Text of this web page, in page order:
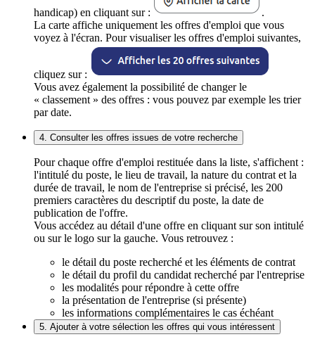
handicap) en cliquant sur :
.
La carte affiche uniquement les offres d'emploi que vous
voyez à l'écran. Pour visualiser les offres d'emploi suivantes,
cliquez sur :
Vous avez également la possibilité de changer le
« classement » des offres : vous pouvez par exemple les trier
par date.
4. Consulter les offres issues de votre recherche
Pour chaque offre d'emploi restituée dans la liste, s'affichent :
l'intitulé du poste, le lieu de travail, la nature du contrat et la
durée de travail, le nom de l'entreprise si précisé, les 200
premiers caractères du descriptif du poste, la date de
publication de l'offre.
Vous accédez au détail d'une offre en cliquant sur son intitulé
ou sur le logo sur la gauche. Vous retrouvez :
le détail du poste recherché et les éléments de contrat
le détail du profil du candidat recherché par l'entreprise
les modalités pour répondre à cette offre
la présentation de l'entreprise (si présente)
les informations complémentaires le cas échéant
5. Ajouter à votre sélection les offres qui vous intéressent